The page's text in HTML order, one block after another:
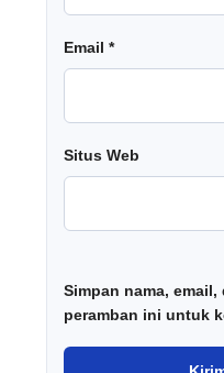
Email *
Situs Web
Simpan nama,
peramban ini untuk